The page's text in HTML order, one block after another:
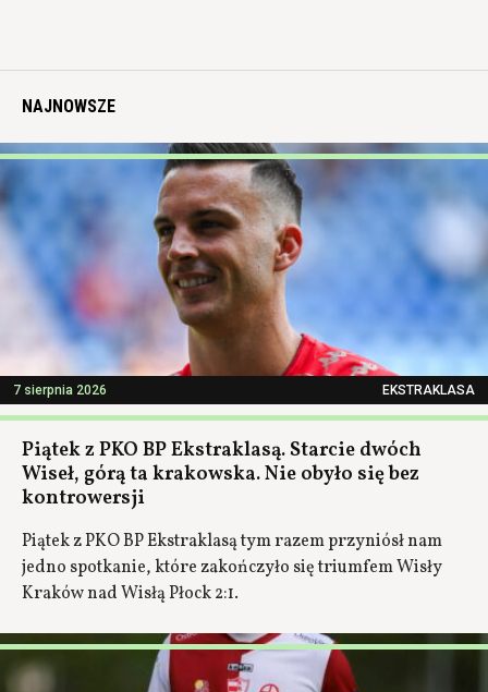
NAJNOWSZE
7 sierpnia 2026 EKSTRAKLASA
Piątek z PKO BP Ekstraklasą. Starcie dwóch
Wiseł, górą ta krakowska. Nie obyło się bez
kontrowersji
Piątek z PKO BP Ekstraklasą tym razem przyniósł nam
jedno spotkanie, które zakończyło się triumfem Wisły
Kraków nad Wisłą Płock 2:1.